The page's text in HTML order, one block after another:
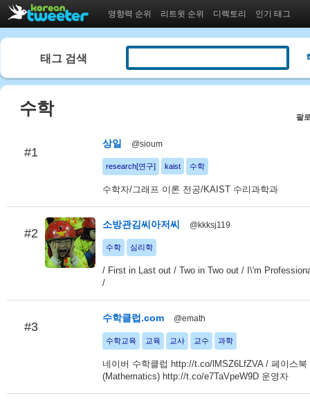
영향력 순위 리트윗 순위 디렉토리 인기 태그
태그 검색
수학 팔
#1
상일 @sioum
research[연구] kaist 수학
수학자/그래프 이론 전공/KAIST 수리과학과
#2
소방관김씨아저씨 @kkksj119
수학 심리학
/ First in Last out / Two in Two out / I\'m
/
#3
수학클럽.com @emath
수학교육 교육 교사 교수 과학
네이버 수학클럽 http://t.co/lMSZ6LfZVA / 페이스북
(Mathematics) http://t.co/e7TaVpeW9D 운영자